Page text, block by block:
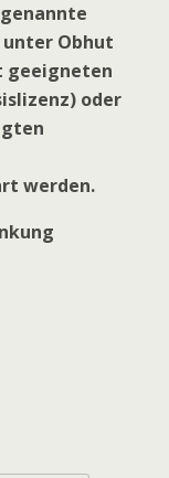
unter Obhut
geeigneten
oder
werden.